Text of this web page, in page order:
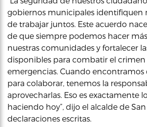
gobiernos municipales identifiquen
de trabajar juntos. Este acuerdo
de que siempre podemos hacer
nuestras comunidades y fortalecer
disponibles para combatir el crimen
emergencias. Cuando
para colaborar, tenemos la
aprovecharlas. Eso es exactamente
haciendo hoy”, dijo el alcalde de
declaraciones escritas.